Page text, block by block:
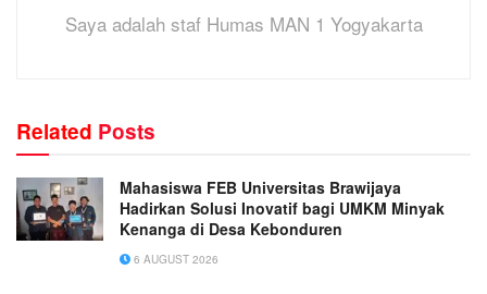
Saya adalah staf Humas MAN 1 Yogyakarta
Related Posts
Mahasiswa FEB Universitas Brawijaya
Hadirkan Solusi Inovatif bagi UMKM Minyak
Kenanga di Desa Kebonduren
6 AUGUST 2026